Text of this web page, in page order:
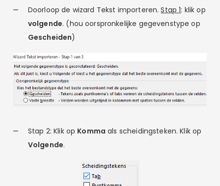
Doorloop de wizard Tekst importeren.Stap 1: klik op
volgende. (hou oorspronkelijke gegevenstype op
Gescheiden)
Stap 2: Klik op Komma als scheidingsteken. Klik op
Volgende.